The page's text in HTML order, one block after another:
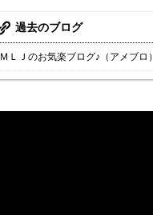
過去のブログ
ＭＬＪのお気楽ブログ♪（アメブロ）